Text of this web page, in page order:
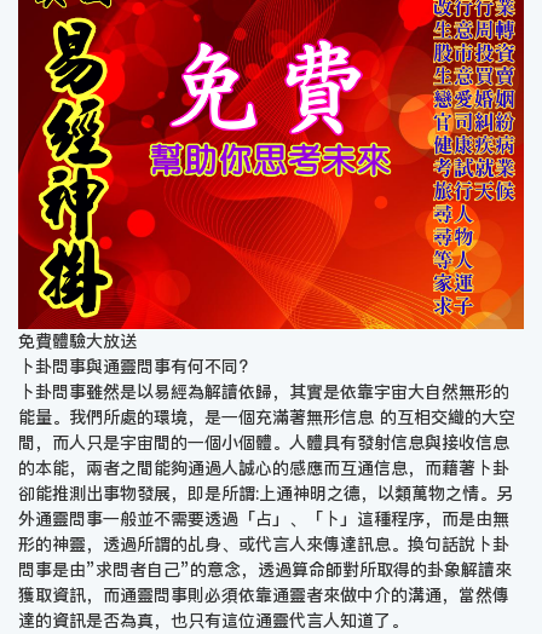
免費體驗大放送
卜卦問事與通靈問事有何不同?
卜卦問事雖然是以易經為解讀依歸，其實是依靠宇宙大自然無形的
能量。我們所處的環境，是一個充滿著無形信息 的互相交織的大空
間，而人只是宇宙間的一個小個體。人體具有發射信息與接收信息
的本能，兩者之間能夠通過人誠心的感應而互通信息，而藉著卜卦
卻能推測出事物發展，即是所謂:上通神明之德，以類萬物之情。另
外通靈問事一般並不需要透過「占」、「卜」這種程序，而是由無
形的神靈，透過所謂的乩身、或代言人來傳達訊息。換句話說卜卦
問事是由”求問者自己”的意念，透過算命師對所取得的卦象解讀來
獲取資訊，而通靈問事則必須依靠通靈者來做中介的溝通，當然傳
達的資訊是否為真，也只有這位通靈代言人知道了。